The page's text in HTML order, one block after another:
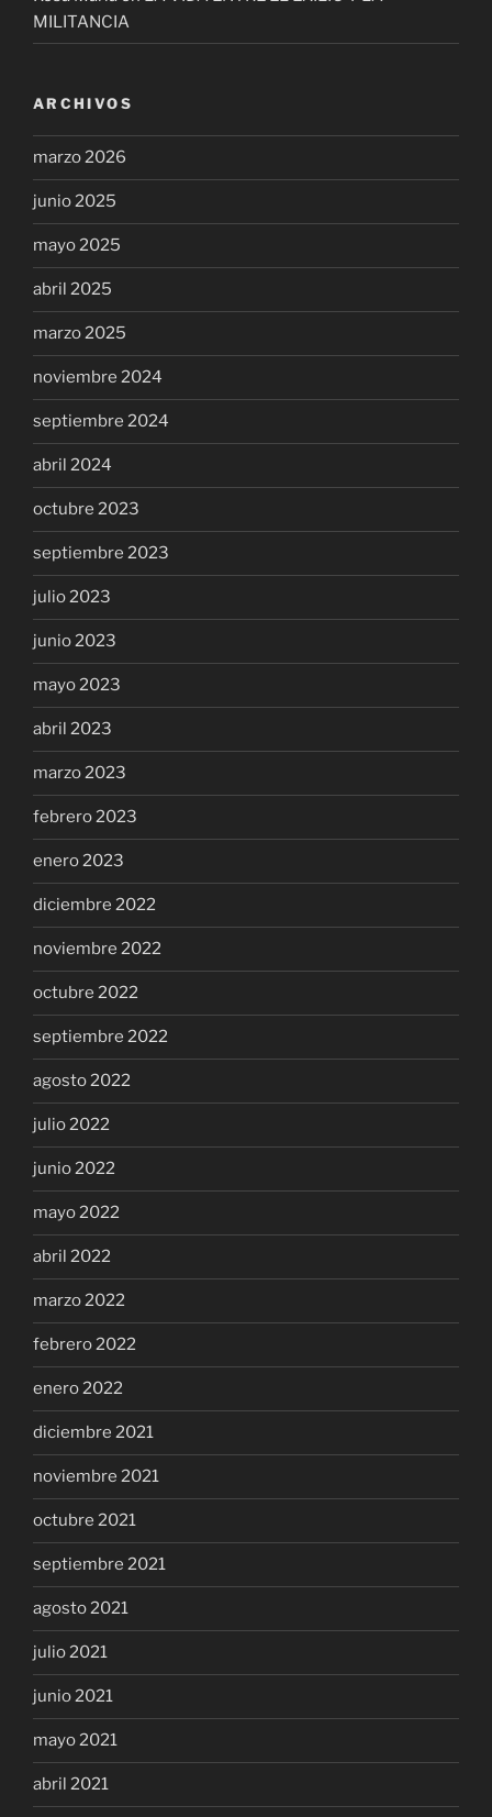
MILITANCIA
ARCHIVOS
marzo 2026
junio 2025
mayo 2025
abril 2025
marzo 2025
noviembre 2024
septiembre 2024
abril 2024
octubre 2023
septiembre 2023
julio 2023
junio 2023
mayo 2023
abril 2023
marzo 2023
febrero 2023
enero 2023
diciembre 2022
noviembre 2022
octubre 2022
septiembre 2022
agosto 2022
julio 2022
junio 2022
mayo 2022
abril 2022
marzo 2022
febrero 2022
enero 2022
diciembre 2021
noviembre 2021
octubre 2021
septiembre 2021
agosto 2021
julio 2021
junio 2021
mayo 2021
abril 2021